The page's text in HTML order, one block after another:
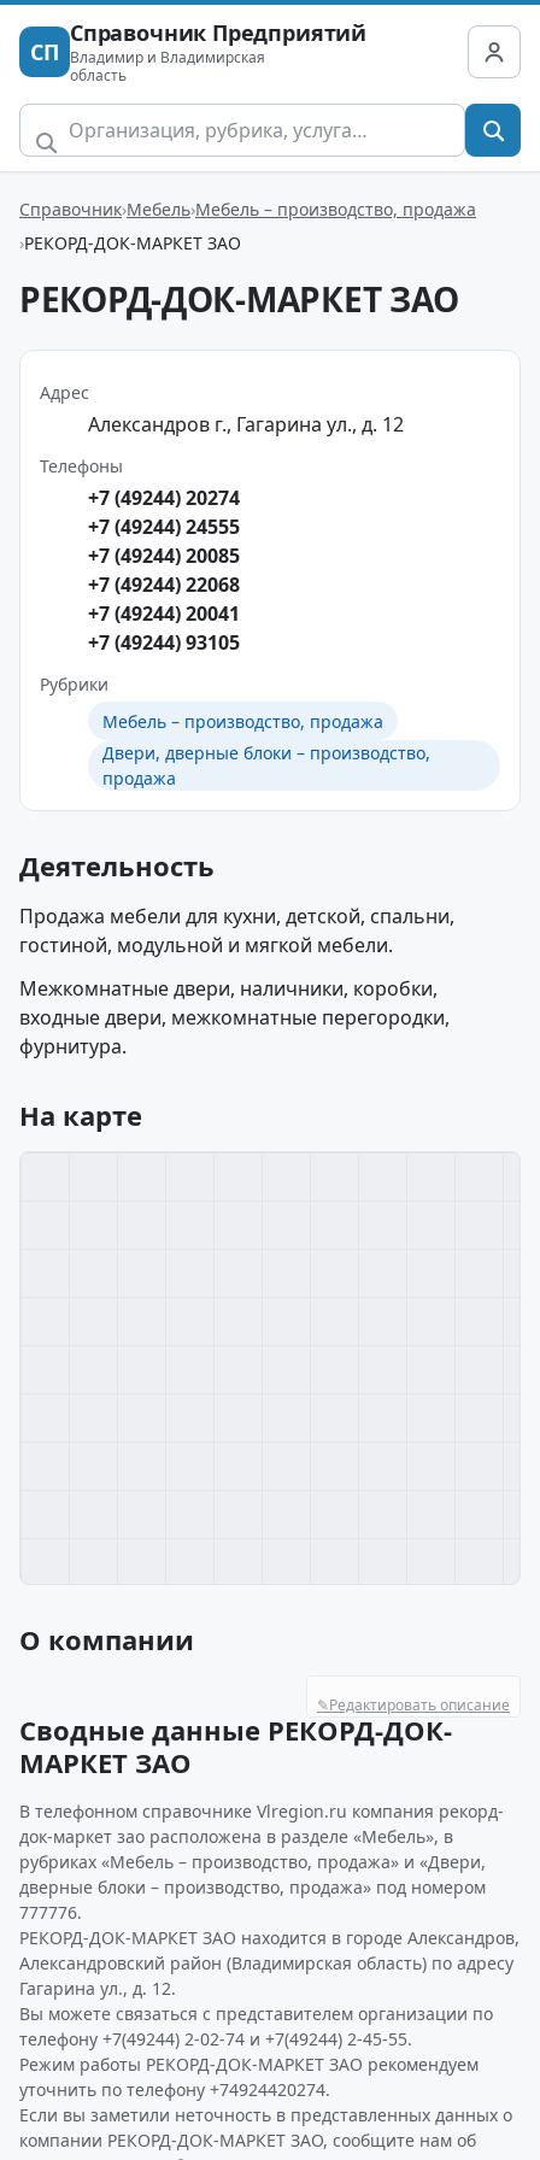
СП
Справочник Предприятий
Владимир и Владимирская
область
Справочник Мебель Мебель – производство, продажа
РЕКОРД-ДОК-МАРКЕТ ЗАО
РЕКОРД-ДОК-МАРКЕТ ЗАО
Адрес
Александров г., Гагарина ул., д. 12
Телефоны
+7 (49244) 20274
+7 (49244) 24555
+7 (49244) 20085
+7 (49244) 22068
+7 (49244) 20041
+7 (49244) 93105
Рубрики
Мебель – производство, продажа
Двери, дверные блоки – производство,
продажа
Деятельность
Продажа мебели для кухни, детской, спальни,
гостиной, модульной и мягкой мебели.
Межкомнатные двери, наличники, коробки,
входные двери, межкомнатные перегородки,
фурнитура.
На карте
О компании
✎Редактировать описание
Сводные данные РЕКОРД-ДОК-
МАРКЕТ ЗАО
В телефонном справочнике Vlregion.ru компания рекорд-
док-маркет зао расположена в разделе «Мебель», в
рубриках «Мебель – производство, продажа» и «Двери,
дверные блоки – производство, продажа» под номером
777776.
РЕКОРД-ДОК-МАРКЕТ ЗАО находится в городе Александров,
Александровский район (Владимирская область) по адресу
Гагарина ул., д. 12.
Вы можете связаться с представителем организации по
телефону +7(49244) 2-02-74 и +7(49244) 2-45-55.
Режим работы РЕКОРД-ДОК-МАРКЕТ ЗАО рекомендуем
уточнить по телефону +74924420274.
Если вы заметили неточность в представленных данных о
компании РЕКОРД-ДОК-МАРКЕТ ЗАО, сообщите нам об